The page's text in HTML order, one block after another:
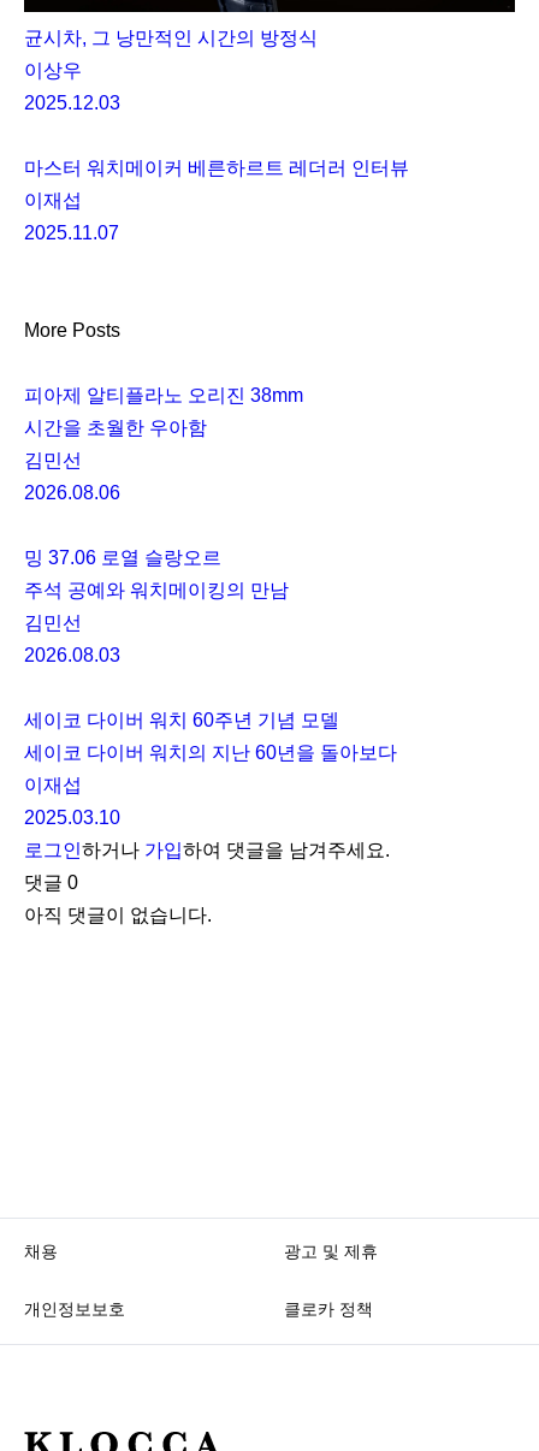
균시차, 그 낭만적인 시간의 방정식
이상우
2025.12.03
마스터 워치메이커 베른하르트 레더러 인터뷰
이재섭
2025.11.07
More Posts
피아제 알티플라노 오리진 38mm
시간을 초월한 우아함
김민선
2026.08.06
밍 37.06 로열 슬랑오르
주석 공예와 워치메이킹의 만남
김민선
2026.08.03
세이코 다이버 워치 60주년 기념 모델
세이코 다이버 워치의 지난 60년을 돌아보다
이재섭
2025.03.10
로그인하거나 가입하여 댓글을 남겨주세요.
댓글 0
아직 댓글이 없습니다.
채용 광고 및 제휴
개인정보보호 클로카 정책
K